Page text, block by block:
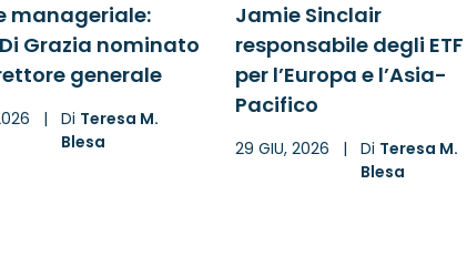
manageriale:
Grazia nominato
generale
| Di Teresa M.
Blesa
Jamie Sinclair
responsabile degli ETF
per l’Europa e l’Asia-
Pacifico
29 GIU, 2026 | Di Teresa M.
Blesa